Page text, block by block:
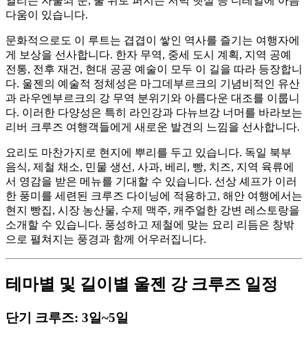
다움이 있습니다.
문화적으로도 이 루트는 겹겹이 쌓인 역사를 즐기는 여행자에
게 보상을 선사합니다. 한자 무역, 중세 도시 계획, 지역 공예
전통, 전후 재건, 현대 공공 예술이 모두 이 길을 따라 등장합니
다. 울젠의 예술적 정체성은 마그데부르크의 기념비적인 유산
과 라우엔부르크의 강 무역 분위기와 아름다운 대조를 이룹니
다. 이러한 다양성은 특히 라인강과 다뉴브강 너머를 바라보는
리버 크루즈 여행객들에게 새로운 발견의 느낌을 선사합니다.
요리도 마찬가지로 현지에 뿌리를 두고 있습니다. 독일 북부
음식, 제철 채소, 민물 생선, 사과, 베리, 빵, 치즈, 지역 육류에
서 영감을 받은 메뉴를 기대할 수 있습니다. 선상 셰프가 이러
한 풍미를 세련된 크루즈 다이닝에 적용하고, 해안 여행에서는
현지 빵집, 시장 농산물, 수제 맥주, 캐주얼한 강변 레스토랑을
소개할 수 있습니다. 풍성하고 제철에 맞는 요리 리듬은 창밖
으로 펼쳐지는 풍경과 함께 어우러집니다.
테마별 및 길이별 울젠 강 크루즈 일정
단기 크루즈: 3일~5일